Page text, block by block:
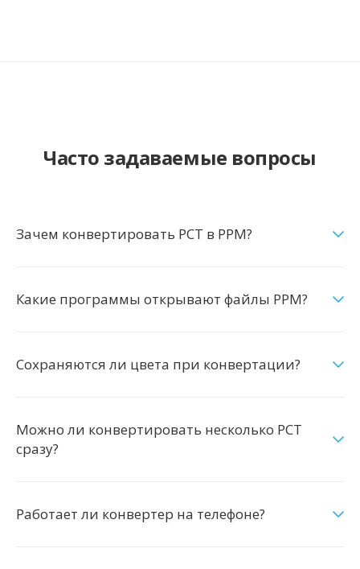
Часто задаваемые вопросы
Зачем конвертировать PCT в PPM?
Какие программы открывают файлы PPM?
Сохраняются ли цвета при конвертации?
Можно ли конвертировать несколько PCT
сразу?
Работает ли конвертер на телефоне?